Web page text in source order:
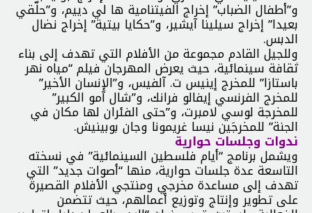
و”أطفال الضباب” إخراج الفيتنامية ها لي دييم، و”حلّقي
بعيدا” إخراج سيلينا آيشير، و”حكايا بيتية” إخراج نضال
الدبس.
وللجيل القادم مجموعة من الأفلام التي تهدف إلى بناء
ثقافة سينمائية، حيث يعرض المهرجان فيلم “مياه نهر
باستازا” للمخرج إينيس ت. آلفيس، و”الإنسان الأخير”
للمخرج الفرنسي إيفالو فرانك، و”شال آمو الكبير”
للمخرجة لوسي لامبرت، و”حتى الفئران لها مكان في
الجنة” للمخرجَين نيسا غريمونا وجان بوبينيش.
ندوات وجلسات حوارية
ويشمل برنامج “أيام فلسطين السينمائية” في نسخته
التاسعة عدة جلسات حوارية، منها “أصوات جديد” التي
تهدف إلى مساعدة مخرجي ومنتجي الأفلام القصيرة
على تطوير وإنتاج وتوزيع أعمالهم، حيث تتضمن